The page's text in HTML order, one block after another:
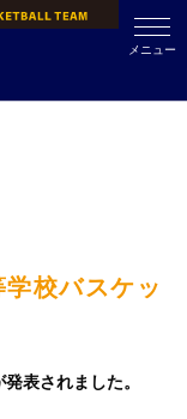
メニュー
学校バスケッ
表されました。